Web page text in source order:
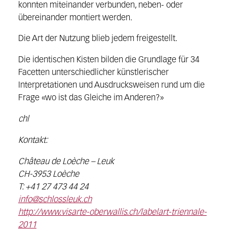
konnten miteinander verbunden, neben- oder
übereinander montiert werden.
Die Art der Nutzung blieb jedem freigestellt.
Die identischen Kisten bilden die Grundlage für 34
Facetten unterschiedlicher künstlerischer
Interpretationen und Ausdrucksweisen rund um die
Frage «wo ist das Gleiche im Anderen?»
chl
Kontakt:
Château de Loèche – Leuk
CH-3953 Loèche
T: +41 27 473 44 24
info@schlossleuk.ch
http://www.visarte-oberwallis.ch/labelart-triennale-
2011